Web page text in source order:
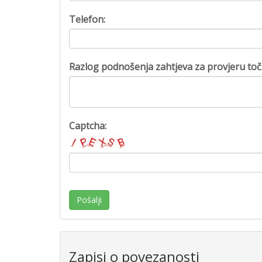
Telefon:
Razlog podnošenja zahtjeva za provjeru
Captcha:
Pošalji
Zapisi o povezanosti